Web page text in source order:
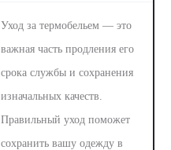
Уход за термобельем — это
важная часть продления его
срока службы и сохранения
изначальных качеств.
Правильный уход поможет
сохранить вашу одежду в